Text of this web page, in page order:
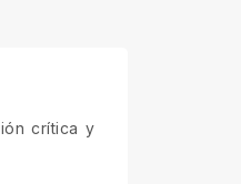
crítica y